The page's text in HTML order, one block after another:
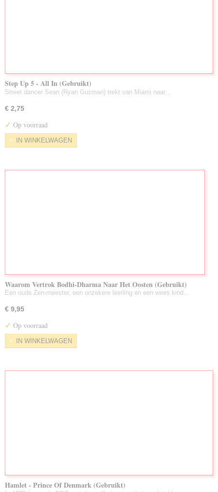
Step Up 5 - All In (Gebruikt)
Street dancer Sean (Ryan Guzman) trekt van Miami naar…
€ 2,75
✓ Op voorraad
IN WINKELWAGEN
Waarom Vertrok Bodhi-Dharma Naar Het Oosten (Gebruikt)
Een oude Zen-meester, een onzekere leerling en een wees kind…
€ 9,95
✓ Op voorraad
IN WINKELWAGEN
Hamlet - Prince Of Denmark (Gebruikt)